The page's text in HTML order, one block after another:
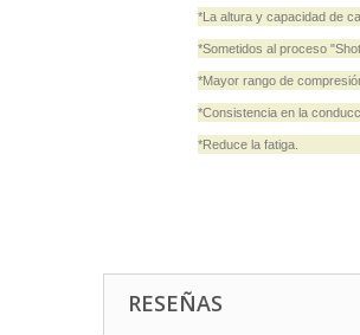
*La altura y capacidad de
*Sometidos al proceso
*Mayor rango de
*Consistencia en la
*Reduce la fatiga.
RESEÑAS